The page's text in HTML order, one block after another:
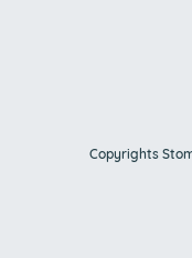
Copyrights